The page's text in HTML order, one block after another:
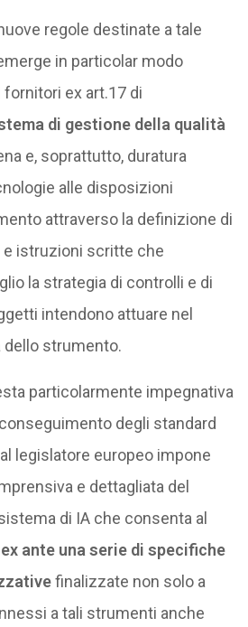
regole destinate a tale
in particolar modo
fornitori ex art.17 di
di gestione della qualità
e, soprattutto, duratura
alle disposizioni
attraverso la definizione di
istruzioni scritte che
la strategia di controlli e di
intendono attuare nel
dello strumento.
particolarmente impegnativa
degli standard
legislatore europeo impone
e dettagliata del
di IA che consenta al
ante una serie di specifiche
finalizzate non solo a
a tali strumenti anche